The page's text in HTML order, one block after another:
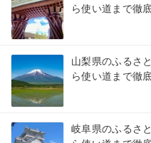
ら使い道まで徹
山梨県のふるさ
ら使い道まで徹
岐阜県のふるさ